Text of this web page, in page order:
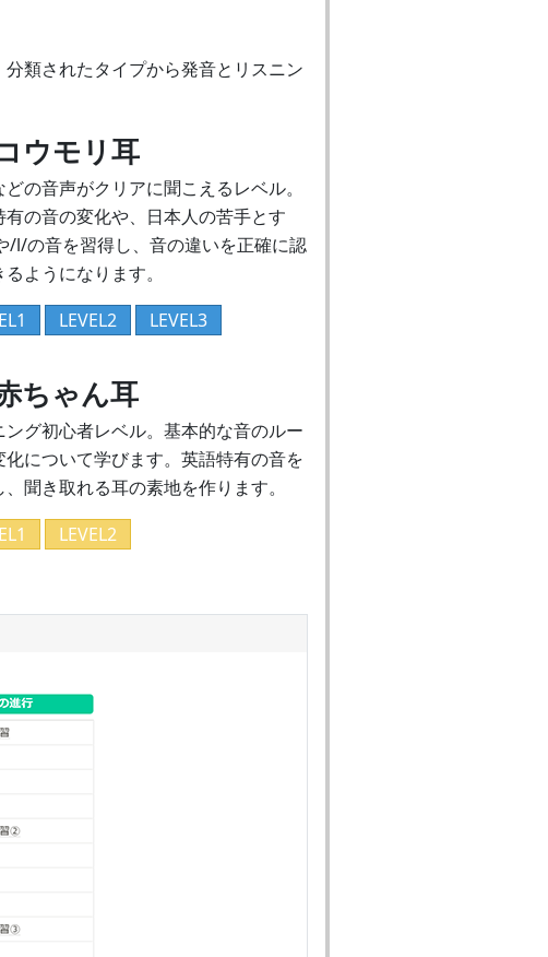
類されたタイプから発音とリスニン
モリ耳
の音声がクリアに聞こえるレベル。
有の音の変化や、日本人の苦手とす
/l/の音を習得し、音の違いを正確に認
ようになります。
LEVEL2 LEVEL3
ゃん耳
ング初心者レベル。基本的な音のルー
化について学びます。英語特有の音を
聞き取れる耳の素地を作ります。
LEVEL2